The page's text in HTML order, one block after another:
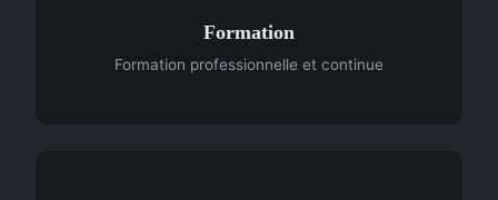
Formation
Formation professionnelle et continue